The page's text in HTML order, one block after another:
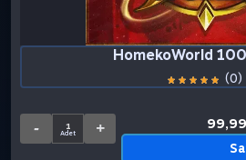
HomekoWorld
(0)